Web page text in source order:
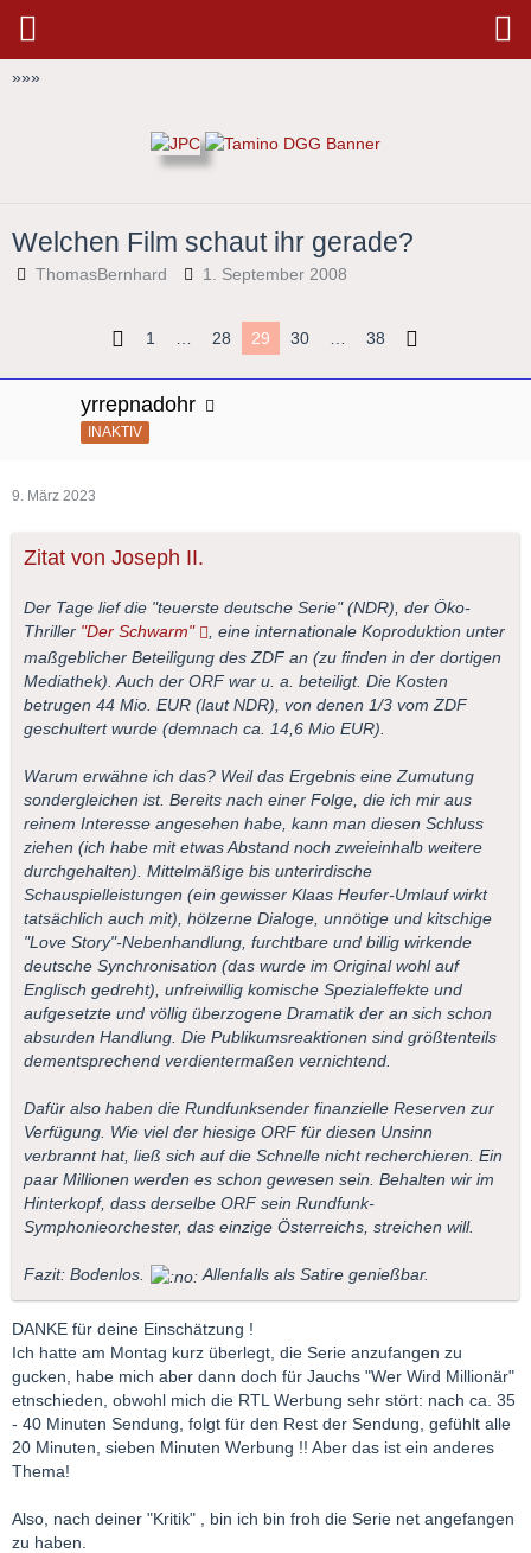
»»»
Welchen Film schaut ihr gerade?
ThomasBernhard 1. September 2008
1 … 28 29 30 … 38
yrrepnadohr
INAKTIV
9. März 2023
Zitat von Joseph II.
Der Tage lief die "teuerste deutsche Serie" (NDR), der Öko-
Thriller "Der Schwarm"
, eine internationale Koproduktion unter
maßgeblicher Beteiligung des ZDF an (zu finden in der dortigen
Mediathek). Auch der ORF war u. a. beteiligt. Die Kosten
betrugen 44 Mio. EUR (laut NDR), von denen 1/3 vom ZDF
geschultert wurde (demnach ca. 14,6 Mio EUR).
Warum erwähne ich das? Weil das Ergebnis eine Zumutung
sondergleichen ist. Bereits nach einer Folge, die ich mir aus
reinem Interesse angesehen habe, kann man diesen Schluss
ziehen (ich habe mit etwas Abstand noch zweieinhalb weitere
durchgehalten). Mittelmäßige bis unterirdische
Schauspielleistungen (ein gewisser Klaas Heufer-Umlauf wirkt
tatsächlich auch mit), hölzerne Dialoge, unnötige und kitschige
"Love Story"-Nebenhandlung, furchtbare und billig wirkende
deutsche Synchronisation (das wurde im Original wohl auf
Englisch gedreht), unfreiwillig komische Spezialeffekte und
aufgesetzte und völlig überzogene Dramatik der an sich schon
absurden Handlung. Die Publikumsreaktionen sind größtenteils
dementsprechend verdientermaßen vernichtend.
Dafür also haben die Rundfunksender finanzielle Reserven zur
Verfügung. Wie viel der hiesige ORF für diesen Unsinn
verbrannt hat, ließ sich auf die Schnelle nicht recherchieren. Ein
paar Millionen werden es schon gewesen sein. Behalten wir im
Hinterkopf, dass derselbe ORF sein Rundfunk-
Symphonieorchester, das einzige Österreichs, streichen will.
Fazit: Bodenlos. Allenfalls als Satire genießbar.
DANKE für deine Einschätzung !
Ich hatte am Montag kurz überlegt, die Serie anzufangen zu
gucken, habe mich aber dann doch für Jauchs "Wer Wird Millionär"
etnschieden, obwohl mich die RTL Werbung sehr stört: nach ca. 35
- 40 Minuten Sendung, folgt für den Rest der Sendung, gefühlt alle
20 Minuten, sieben Minuten Werbung !! Aber das ist ein anderes
Thema!
Also, nach deiner "Kritik" , bin ich bin froh die Serie net angefangen
zu haben.